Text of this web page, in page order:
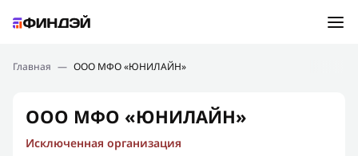
Подбор займа
Новости
Финансовое просвещение
Главная — ООО МФО «ЮНИЛАЙН»
ООО МФО «ЮНИЛАЙН»
Исключенная организация
Ошибка:Контактная форма не найдена.
Спасибо, что написали нам
Мы свяжемся с Вами в ближайшее время и сообщим
результат
Отправить новый запрос